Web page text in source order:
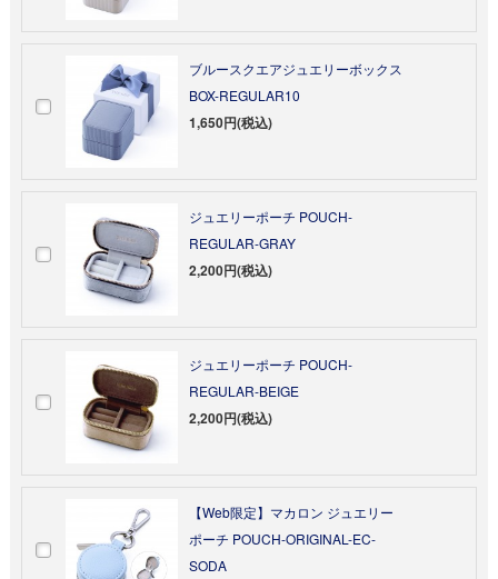
ブルースクエアジュエリーボックス
BOX-REGULAR10
1,650円(税込)
ジュエリーポーチ POUCH-
REGULAR-GRAY
2,200円(税込)
ジュエリーポーチ POUCH-
REGULAR-BEIGE
2,200円(税込)
【Web限定】マカロン ジュエリー
ポーチ POUCH-ORIGINAL-EC-
SODA